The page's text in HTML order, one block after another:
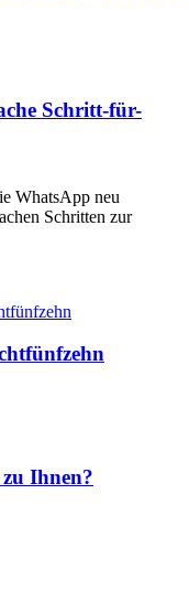
Schritt-für-
WhatsApp neu
Schritten zur
Ihnen?